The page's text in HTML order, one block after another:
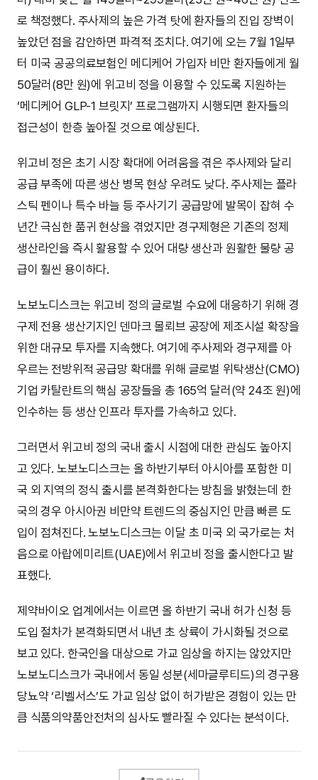
로 책정했다. 주사제의 높은 가격 탓에 환자들의 진입 장벽이
높았던 점을 감안하면 파격적 조치다. 여기에 오는 7월 1일부
터 미국 공공의료보험인 메디케어 가입자 비만 환자들에게 월
50달러(8만 원)에 위고비 정을 이용할 수 있도록 지원하는
‘메디케어 GLP-1 브릿지’ 프로그램까지 시행되면 환자들의
접근성이 한층 높아질 것으로 예상된다.
위고비 정은 초기 시장 확대에 어려움을 겪은 주사제와 달리
공급 부족에 따른 생산 병목 현상 우려도 낮다. 주사제는 플라
스틱 펜이나 특수 바늘 등 주사기기 공급망에 발목이 잡혀 수
년간 극심한 품귀 현상을 겪었지만 경구제형은 기존의 정제
생산라인을 즉시 활용할 수 있어 대량 생산과 원활한 물량 공
급이 훨씬 용이하다.
노보노디스크는 위고비 정의 글로벌 수요에 대응하기 위해 경
구제 전용 생산기지인 덴마크 몰뢰브 공장에 제조시설 확장을
위한 대규모 투자를 지속했다. 여기에 주사제와 경구제를 아
우르는 전방위적 공급망 확대를 위해 글로벌 위탁생산(CMO)
기업 카탈란트의 핵심 공장들을 총 165억 달러(약 24조 원)에
인수하는 등 생산 인프라 투자를 가속하고 있다.
그러면서 위고비 정의 국내 출시 시점에 대한 관심도 높아지
고 있다. 노보노디스크는 올 하반기부터 아시아를 포함한 미
국 외 지역의 정식 출시를 본격화한다는 방침을 밝혔는데 한
국의 경우 아시아권 비만약 트렌드의 중심지인 만큼 빠른 도
입이 점쳐진다. 노보노디스크는 이달 초 미국 외 국가로는 처
음으로 아랍에미리트(UAE)에서 위고비 정을 출시한다고 발
표했다.
제약바이오 업계에서는 이르면 올 하반기 국내 허가 신청 등
도입 절차가 본격화되면서 내년 초 상륙이 가시화될 것으로
보고 있다. 한국인을 대상으로 가교 임상을 하지는 않았지만
노보노디스크가 국내에서 동일 성분(세마글루티드)의 경구용
당뇨약 ‘리벨서스’도 가교 임상 없이 허가받은 경험이 있는 만
큼 식품의약품안전처의 심사도 빨라질 수 있다는 분석이다.